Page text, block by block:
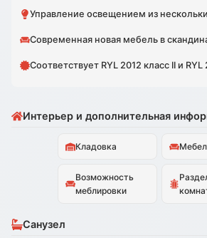
Управление освещением из
Современная новая мебель в
Соответствует RYL 2012 класс II и RYL
Интерьер и дополнительная
Кладовка
Возможность
меблировки
Санузел